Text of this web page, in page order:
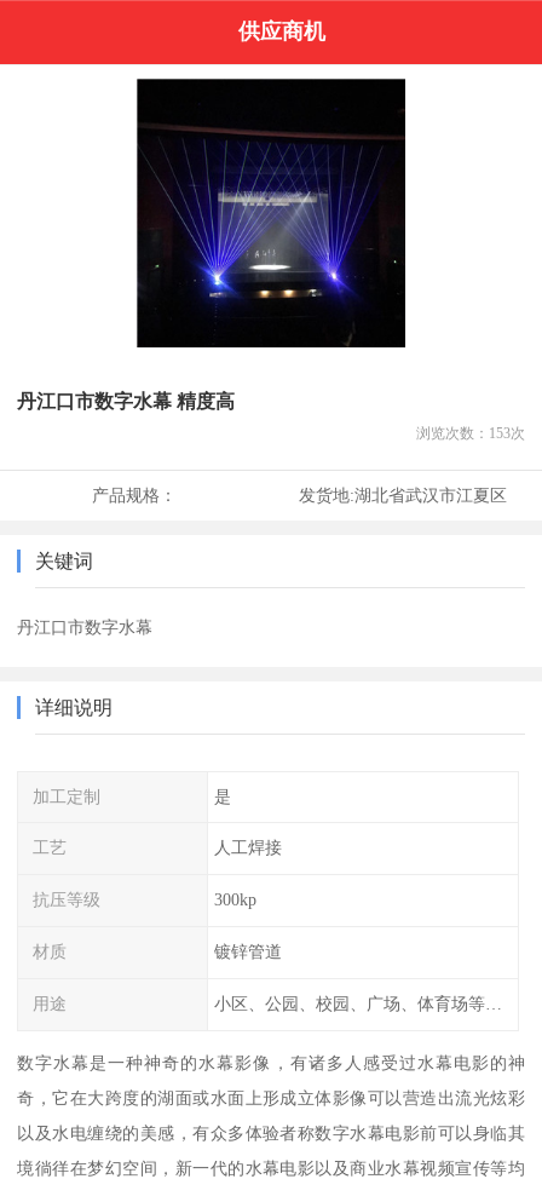
供应商机
丹江口市数字水幕 精度高
浏览次数： 153次
产品规格： 发货地:湖北省武汉市江夏区
关键词
丹江口市数字水幕
详细说明
加工定制 是
工艺 人工焊接
抗压等级 300kp
材质 镀锌管道
用途 小区、公园、校园、广场、体育场等公共场所
数字水幕是一种神奇的水幕影像，有诸多人感受过水幕电影的神
奇，它在大跨度的湖面或水面上形成立体影像可以营造出流光炫彩
以及水电缠绕的美感，有众多体验者称数字水幕电影前可以身临其
境徜徉在梦幻空间，新一代的水幕电影以及商业水幕视频宣传等均